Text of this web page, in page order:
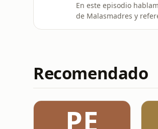
En este episodio
de Malasmadres y
Recomendado
PE